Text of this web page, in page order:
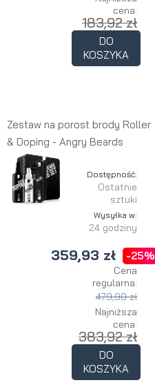
cena:
183,92 zł
DO
KOSZYKA
Zestaw na porost brody Roller
& Doping - Angry Beards
Dostępność:
Ostatnie
sztuki
Wysyłka w:
24 godziny
359,93 zł -25%
Cena
regularna:
479,90 zł
Najniższa
cena:
383,92 zł
DO
KOSZYKA